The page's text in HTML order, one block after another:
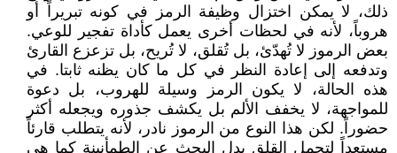
ذلك، لا يمكن اختزال وظيفة الرمز في كونه تبريراً أو
هروباً، لأنه في لحظات أخرى يعمل كأداة تفجير للوعي.
بعض الرموز لا تُهدّئ، بل تُقلق، لا تُريح، بل تزعزع القارئ
وتدفعه إلى إعادة النظر في كل ما كان يظنه ثابتا. في
هذه الحالة، لا يكون الرمز وسيلة للهروب، بل دعوة
للمواجهة، لا يخفف الألم بل يكشف جذوره ويجعله أكثر
حضوراً. لكن هذا النوع من الرموز نادر، لأنه يتطلب قارئاً
مستعداً لتحمل القلق بدل البحث عن الطمأنينة كما هي